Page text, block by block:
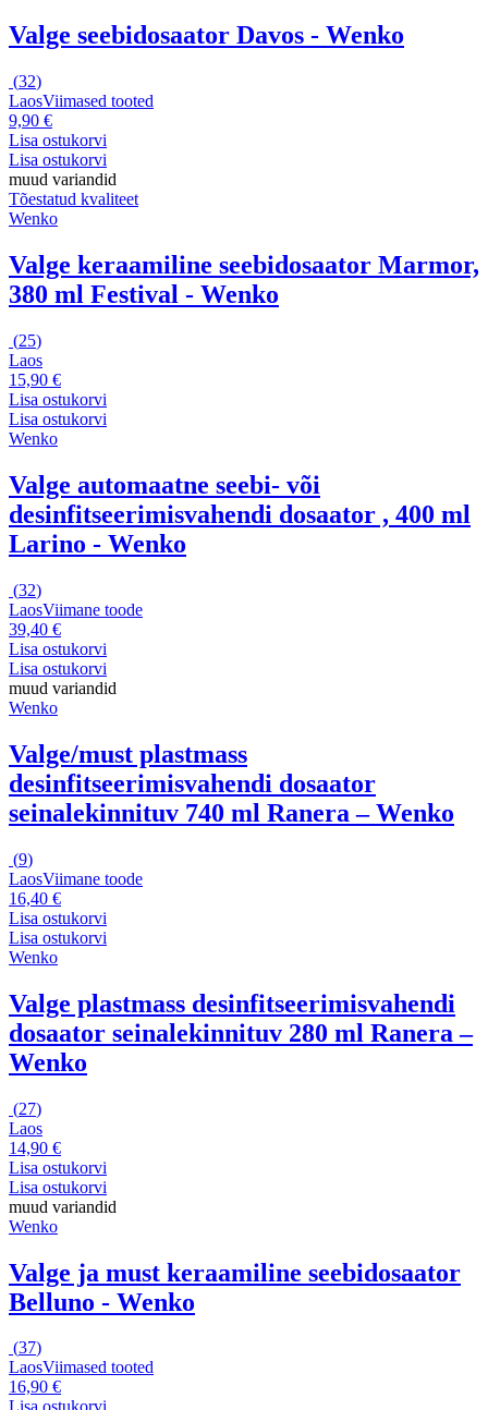
Valge seebidosaator Davos - Wenko
(32)
LaosViimased tooted
9,90 €
Lisa ostukorvi
Lisa ostukorvi
muud variandid
Tõestatud kvaliteet
Wenko
Valge keraamiline seebidosaator Marmor,
380 ml Festival - Wenko
(25)
Laos
15,90 €
Lisa ostukorvi
Lisa ostukorvi
Wenko
Valge automaatne seebi- või
desinfitseerimisvahendi dosaator , 400 ml
Larino - Wenko
(32)
LaosViimane toode
39,40 €
Lisa ostukorvi
Lisa ostukorvi
muud variandid
Wenko
Valge/must plastmass
desinfitseerimisvahendi dosaator
seinalekinnituv 740 ml Ranera – Wenko
(9)
LaosViimane toode
16,40 €
Lisa ostukorvi
Lisa ostukorvi
Wenko
Valge plastmass desinfitseerimisvahendi
dosaator seinalekinnituv 280 ml Ranera –
Wenko
(27)
Laos
14,90 €
Lisa ostukorvi
Lisa ostukorvi
muud variandid
Wenko
Valge ja must keraamiline seebidosaator
Belluno - Wenko
(37)
LaosViimased tooted
16,90 €